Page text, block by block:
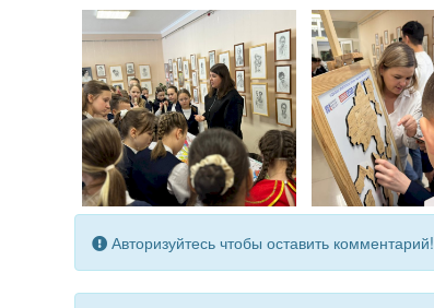
Авторизуйтесь чтобы оставить комментарий!